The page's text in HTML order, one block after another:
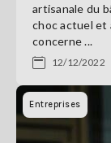
artisanale du
choc actuel et
concerne ...
12/12/2022
Entreprises